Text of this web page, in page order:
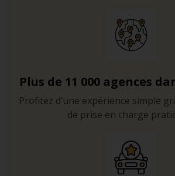
Plus de 11 000 agences
Profitez d’une expérience simple
de prise en charge